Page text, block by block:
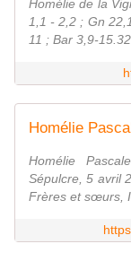
Homélie de la
1,1 - 2,2 ; Gn
11 ; Bar 3,9-
Homélie
Homélie
Sépulcre, 5 avril
Frères et sœurs,